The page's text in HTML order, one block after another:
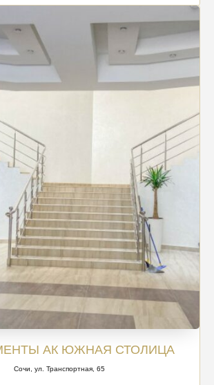
АК ЮЖНАЯ СТОЛИЦА
Сочи, ул. Транспортная, 65